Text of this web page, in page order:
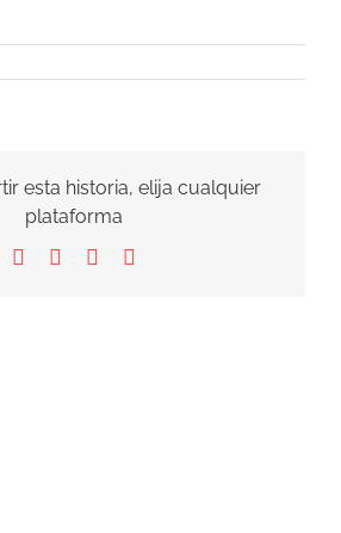
esta historia, elija cualquier
plataforma
Facebook LinkedIn